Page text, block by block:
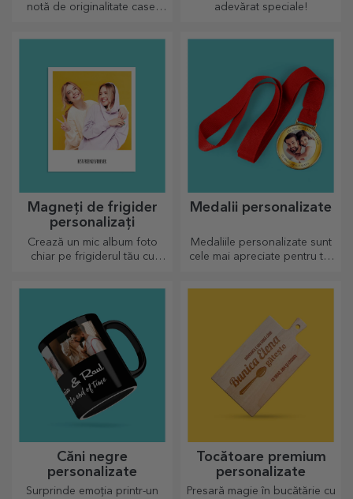
notă de originalitate casei
adevărat speciale!
Magneți de frigider
personalizați
Crează un mic album foto
chiar pe frigiderul tău cu
Medalii personalizate
Medaliile personalizate sunt
cele mai apreciate pentru tot
Căni negre
personalizate
Surprinde emoția printr-un
Tocătoare premium
personalizate
Presară magie în bucătărie cu